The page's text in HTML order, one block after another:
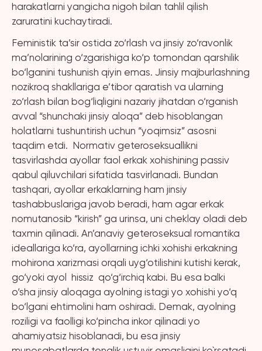
harakatlarni yangicha nigoh bilan tahlil qilish
zaruratini kuchaytiradi.
Feministik ta’sir ostida zo‘rlash va jinsiy zo‘ravonlik
ma’nolarining o‘zgarishiga ko‘p tomondan qarshilik
bo‘lganini tushunish qiyin emas. Jinsiy majburlashning
nozikroq shakllariga e’tibor qaratish va ularning
zo‘rlash bilan bog‘liqligini nazariy jihatdan o‘rganish
avval “shunchaki jinsiy aloqa” deb hisoblangan
holatlarni tushuntirish uchun “yoqimsiz” asosni
taqdim etdi. Normativ geteroseksuallikni
tasvirlashda ayollar faol erkak xohishining passiv
qabul qiluvchilari sifatida tasvirlanadi. Bundan
tashqari, ayollar erkaklarning ham jinsiy
tashabbuslariga javob beradi, ham agar erkak
nomutanosib “kirish” ga urinsa, uni cheklay oladi deb
taxmin qilinadi. An’anaviy geteroseksual romantika
ideallariga ko‘ra, ayollarning ichki xohishi erkakning
mohirona xarizmasi orqali uyg‘otilishini kutishi kerak,
go‘yoki ayol hissiz qo‘g‘irchiq kabi. Bu esa balki
o‘sha jinsiy aloqaga ayolning istagi yo xohishi yo‘q
bo‘lgani ehtimolini ham oshiradi. Demak, ayolning
roziligi va faolligi ko‘pincha inkor qilinadi yo
ahamiyatsiz hisoblanadi, bu esa jinsiy